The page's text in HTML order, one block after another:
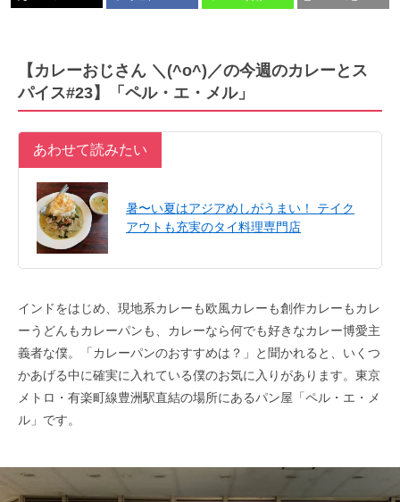
【カレーおじさん ＼(^o^)／の今週のカレーとス
パイス#23】「ペル・エ・メル」
あわせて読みたい
暑〜い夏はアジアめしがうまい！ テイク
アウトも充実のタイ料理専門店
インドをはじめ、現地系カレーも欧風カレーも創作カレーもカレ
ーうどんもカレーパンも、カレーなら何でも好きなカレー博愛主
義者な僕。「カレーパンのおすすめは？」と聞かれると、いくつ
かあげる中に確実に入れている僕のお気に入りがあります。東京
メトロ・有楽町線豊洲駅直結の場所にあるパン屋「ペル・エ・メ
ル」です。